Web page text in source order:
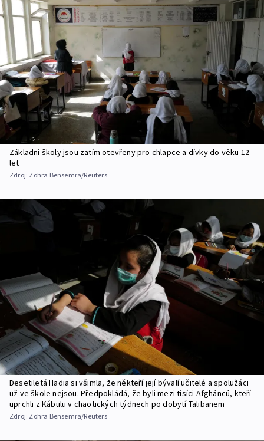
Základní školy jsou zatím otevřeny pro chlapce a dívky do věku 12
let
Zdroj: Zohra Bensemra/Reuters
Desetiletá Hadia si všimla, že někteří její bývalí učitelé a spolužáci
už ve škole nejsou. Předpokládá, že byli mezi tisíci Afghánců, kteří
uprchli z Kábulu v chaotických týdnech po dobytí Talibanem
Zdroj: Zohra Bensemra/Reuters